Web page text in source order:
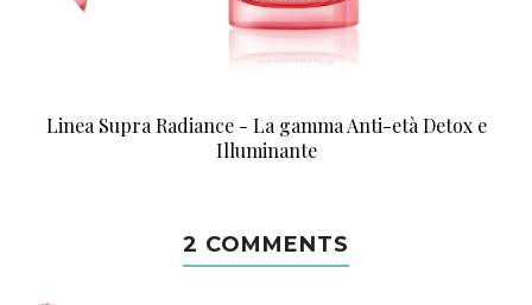
Linea Supra Radiance - La gamma Anti-età Detox e
Illuminante
2 COMMENTS